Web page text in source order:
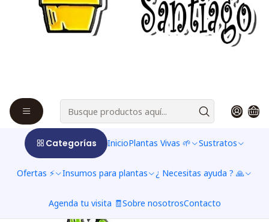
Categorías InicioPlantas Vivas 🌱 Sustratos
Ofertas ⚡ Insumos para plantas ¿ Necesitas ayuda ? 🙏
Agenda tu visita 🧾Sobre nosotrosContacto
$1.607 CLP$1.785 CLP
Optionen anzeigen